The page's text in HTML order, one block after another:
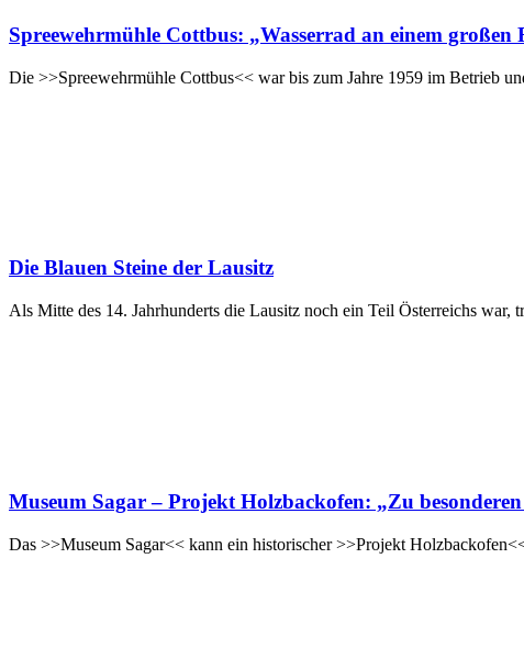
Spreewehrmühle Cottbus: „Wasserrad an einem großen
Die >>Spreewehrmühle Cottbus<< war bis zum Jahre 1959 im Betrieb
Die Blauen Steine der Lausitz
Als Mitte des 14. Jahrhunderts die Lausitz noch ein Teil Österreichs
Museum Sagar – Projekt Holzbackofen: „Zu
Das >>Museum Sagar<< kann ein historischer >>Projekt